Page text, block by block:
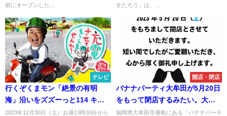
前にオープンした...
すたろう」は、...
テレビ
行くぞくまモン「絶景の有明
海」沿いをズズーっと114 キ
ロ！「出川哲朗の充電させても
2023年12月30日（土）お昼13時30分から
開店・閉店
バナナパーティ大牟田が5月20日
をもって閉店するみたい。大牟
田のアミューズメント施設
福岡県大牟田市唐船にある「バナナパーテ